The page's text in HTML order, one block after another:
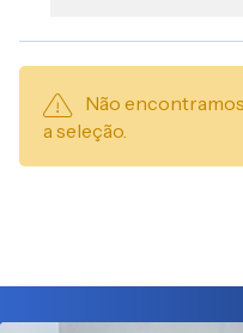
Não
a seleção.